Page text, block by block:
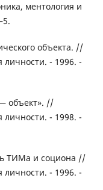
ментология и
объекта. //
личности. - 1996. -
объект». //
личности. - 1998. -
ТИМа и социона //
личности. - 1996. -